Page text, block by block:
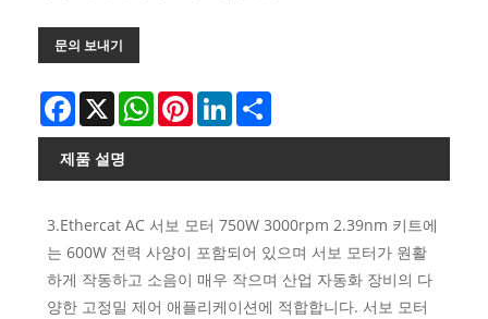
문의 보내기
Facebook
X WhatsAppPinterestLinkedIn
제품 설명
3.Ethercat AC 서보 모터 750W 3000rpm 2.39nm 키트에
는 600W 전력 사양이 포함되어 있으며 서보 모터가 원활
하게 작동하고 소음이 매우 작으며 산업 자동화 장비의 다
양한 고정밀 제어 애플리케이션에 적합합니다. 서보 모터